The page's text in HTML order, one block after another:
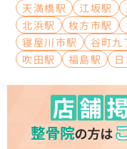
天満橋駅
江坂駅
北浜駅
枚方市駅
寝屋川市駅
谷町九
吹田駅
福島駅